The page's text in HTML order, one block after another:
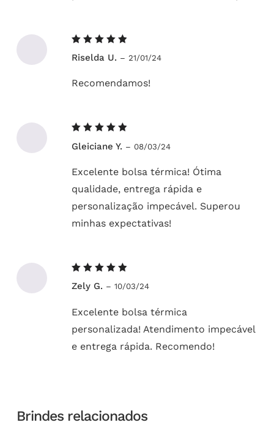
5de 5
Riselda U. – 21/01/24
Recomendamos!
5de 5
Gleiciane Y. – 08/03/24
Excelente bolsa térmica! Ótima
qualidade, entrega rápida e
personalização impecável. Superou
minhas expectativas!
5de 5
Zely G. – 10/03/24
Excelente bolsa térmica
personalizada! Atendimento impecável
e entrega rápida. Recomendo!
Brindes relacionados